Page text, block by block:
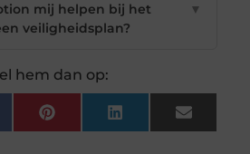
mij helpen bij het
veiligheidsplan?
▼
hem dan op:
Pinterest LinkedIn Email